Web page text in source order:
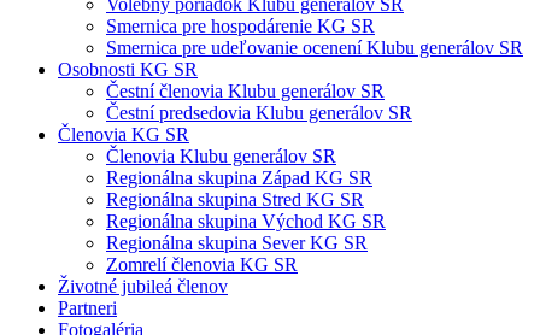
Smernica pre hospodárenie KG SR
Smernica pre udeľovanie ocenení Klubu generálov SR
Osobnosti KG SR
Čestní členovia Klubu generálov SR
Čestní predsedovia Klubu generálov SR
Členovia KG SR
Členovia Klubu generálov SR
Regionálna skupina Západ KG SR
Regionálna skupina Stred KG SR
Regionálna skupina Východ KG SR
Regionálna skupina Sever KG SR
Zomrelí členovia KG SR
Životné jubileá členov
Partneri
Fotogaléria